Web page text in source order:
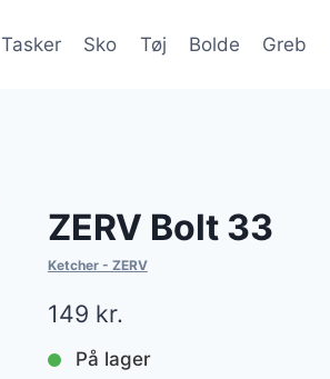
Tasker Sko Tøj Bolde Greb
ZERV Bolt 33
Ketcher - ZERV
149 kr.
På lager